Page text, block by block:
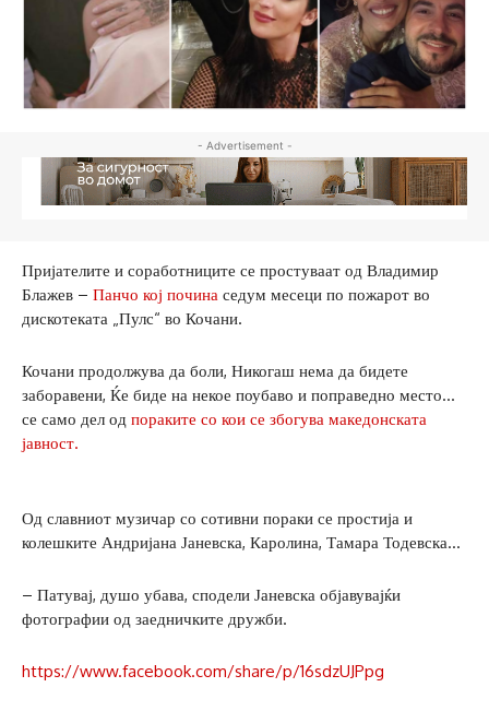
- Advertisement -
Пријателите и соработниците се простуваат од Владимир
Блажев – Панчо кој почина седум месеци по пожарот во
дискотеката „Пулс“ во Кочани.
Кочани продолжува да боли, Никогаш нема да бидете
заборавени, Ќе биде на некое поубаво и поправедно место…
се само дел од пораките со кои се збогува македонската
јавност.
Од славниот музичар со сотивни пораки се простија и
колешките Андријана Јаневска, Каролина, Тамара Тодевска…
– Патувај, душо убава, сподели Јаневска објавувајќи
фотографии од заедничките дружби.
https://www.facebook.com/share/p/16sdzUJPpg